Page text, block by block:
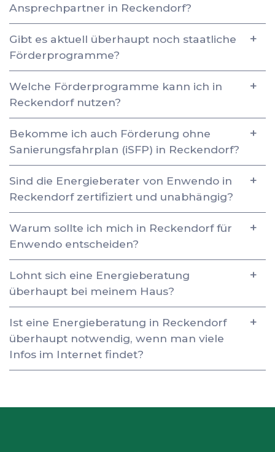
Ansprechpartner in Reckendorf?
Gibt es aktuell überhaupt noch staatliche
Förderprogramme?
Welche Förderprogramme kann ich in
Reckendorf nutzen?
Bekomme ich auch Förderung ohne
Sanierungsfahrplan (iSFP) in Reckendorf?
Sind die Energieberater von Enwendo in
Reckendorf zertifiziert und unabhängig?
Warum sollte ich mich in Reckendorf für
Enwendo entscheiden?
Lohnt sich eine Energieberatung
überhaupt bei meinem Haus?
Ist eine Energieberatung in Reckendorf
überhaupt notwendig, wenn man viele
Infos im Internet findet?